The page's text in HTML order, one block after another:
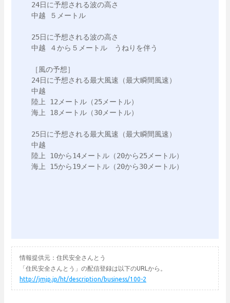
24日に予想される波の高さ
中越 ５メートル
25日に予想される波の高さ
中越 ４から５メートル　うねりを伴う
［風の予想］
24日に予想される最大風速（最大瞬間風速）
中越
陸上 12メートル（25メートル）
海上 18メートル（30メートル）
25日に予想される最大風速（最大瞬間風速）
中越
陸上 10から14メートル（20から25メートル）
海上 15から19メートル（20から30メートル）
情報提供元：住民安全さんとう
「住民安全さんとう」の配信登録は以下のURLから。
http://jmjp.jp/ht/description/business/100-2